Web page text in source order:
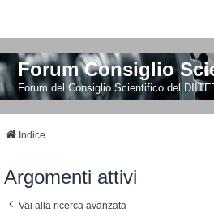
Forum Consiglio
Forum del Consiglio Scientifico del
Indice
Argomenti attivi
Vai alla ricerca avanzata